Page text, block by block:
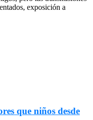
exposición a
que niños desde